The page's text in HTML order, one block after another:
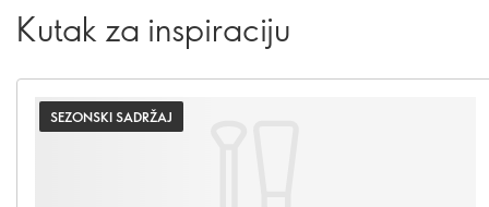
Kutak za inspiraciju
SEZONSKI SADRŽAJ